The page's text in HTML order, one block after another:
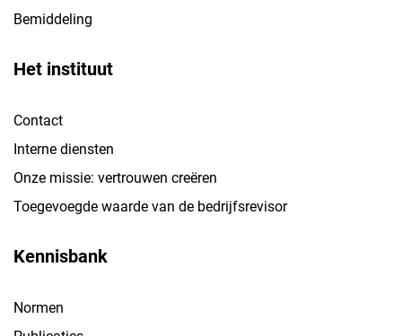
Bemiddeling
Het instituut
Contact
Interne diensten
Onze missie: vertrouwen creëren
Toegevoegde waarde van de bedrijfsrevisor
Kennisbank
Normen